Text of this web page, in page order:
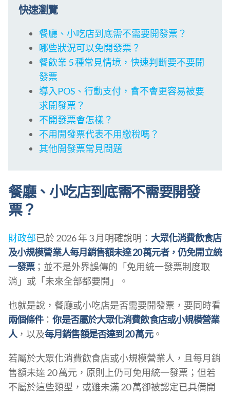
快速瀏覽
餐廳、小吃店到底需不需要開發票？
哪些狀況可以免開發票？
餐飲業 5 種常見情境，快速判斷要不要開
發票
導入POS、行動支付，會不會更容易被要
求開發票？
不開發票會怎樣？
不用開發票代表不用繳稅嗎？
其他開發票常見問題
餐廳、小吃店到底需不需要開發
票？
財政部已於 2026 年 3 月明確說明： 大眾化消費飲食店
及小規模營業人每月銷售額未達 20 萬元者，仍免開立統
一發票；並不是外界誤傳的「免用統一發票制度取
消」或「未來全部都要開」。
也就是說，餐廳或小吃店是否需要開發票，要同時看
兩個條件：你是否屬於大眾化消費飲食店或小規模營業
人，以及每月銷售額是否達到 20 萬元。
若屬於大眾化消費飲食店或小規模營業人，且每月銷
售額未達 20 萬元，原則上仍可免用統一發票；但若
不屬於這些類型，或雖未滿 20 萬卻被認定已具備開